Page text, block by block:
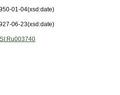
01-04(xsd:date)
06-23(xsd:date)